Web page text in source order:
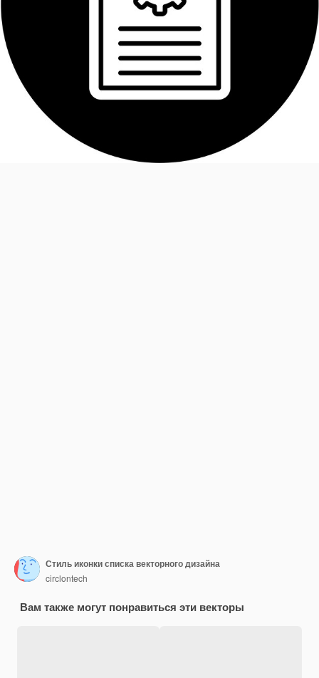
Стиль иконки списка векторного дизайна
circlontech
Вам также могут понравиться эти векторы